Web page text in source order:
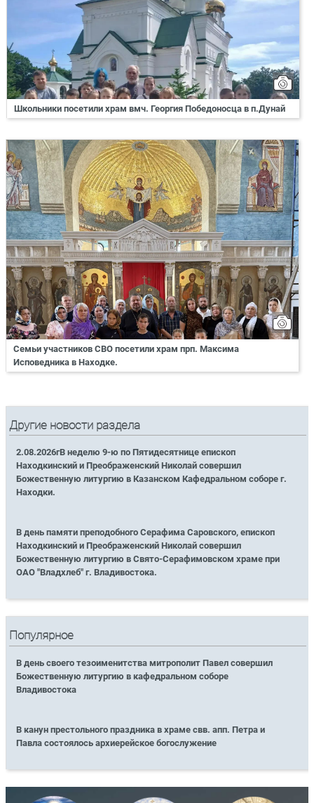
Школьники посетили храм вмч. Георгия Победоносца в п.Дунай
Семьи участников СВО посетили храм прп. Максима
Исповедника в Находке.
Другие новости раздела
2.08.2026гВ неделю 9-ю по Пятидесятнице епископ
Находкинский и Преображенский Николай совершил
Божественную литургию в Казанском Кафедральном соборе г.
Находки.
В день памяти преподобного Серафима Саровского, епископ
Находкинский и Преображенский Николай совершил
Божественную литургию в Свято-Серафимовском храме при
ОАО "Владхлеб" г. Владивостока.
Популярное
В день своего тезоименитства митрополит Павел совершил
Божественную литургию в кафедральном соборе
Владивостока
В канун престольного праздника в храме свв. апп. Петра и
Павла состоялось архиерейское богослужение